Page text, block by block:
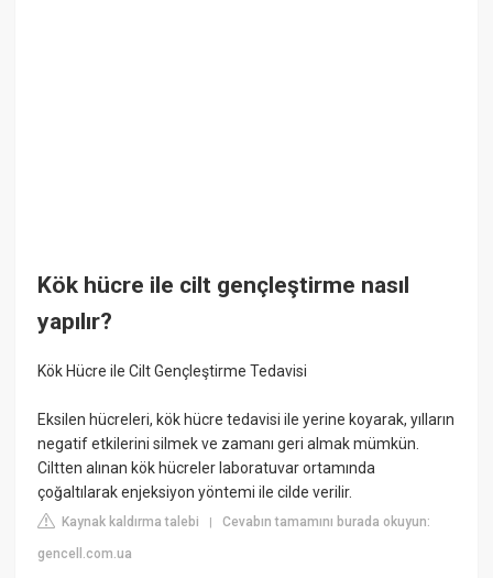
Kök hücre ile cilt gençleştirme nasıl
yapılır?
Kök Hücre ile Cilt Gençleştirme Tedavisi
Eksilen hücreleri, kök hücre tedavisi ile yerine koyarak, yılların
negatif etkilerini silmek ve zamanı geri almak mümkün.
Ciltten alınan kök hücreler laboratuvar ortamında
çoğaltılarak enjeksiyon yöntemi ile cilde verilir.
Kaynak kaldırma talebi |Cevabın tamamını burada okuyun:
gencell.com.ua